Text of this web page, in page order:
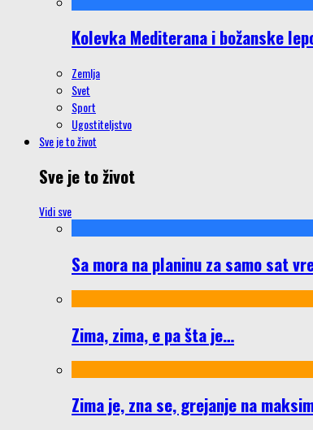
Kolevka Mediterana i božanske
Zemlja
Svet
Sport
Ugostiteljstvo
Sve je to život
Sve je to život
Vidi sve
Sa mora na planinu za samo sat
Zima, zima, e pa šta je…
Zima je, zna se, grejanje na